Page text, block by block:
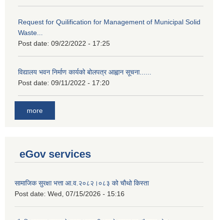
Request for Quilification for Management of Municipal Solid
Waste...
Post date: 09/22/2022 - 17:25
विद्यालय भवन निर्माण कार्यको बोलपत्र आह्वान सूचना......
Post date: 09/11/2022 - 17:20
more
eGov services
सामाजिक सुरक्षा भत्ता आ.व.२०८२।०८३ को चौथो किस्ता
Post date: Wed, 07/15/2026 - 15:16